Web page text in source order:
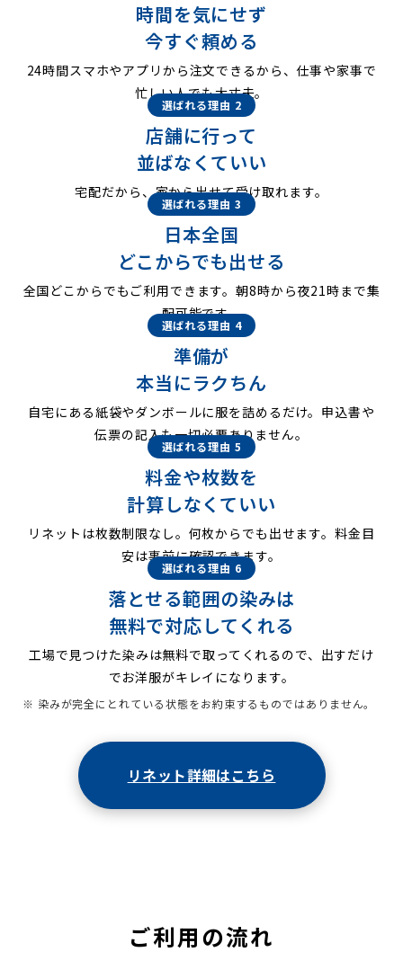
時間を気にせず
今すぐ頼める
24時間スマホやアプリから注文できるから、仕事や家事で
忙しい人でも大丈夫。
選ばれる理由 2
店舗に行って
並ばなくていい
宅配だから、家から出せて受け取れます。
選ばれる理由 3
日本全国
どこからでも出せる
全国どこからでもご利用できます。朝8時から夜21時まで集
配可能です。
選ばれる理由 4
準備が
本当にラクちん
自宅にある紙袋やダンボールに服を詰めるだけ。申込書や
伝票の記入も一切必要ありません。
選ばれる理由 5
料金や枚数を
計算しなくていい
リネットは枚数制限なし。何枚からでも出せます。料金目
安は事前に確認できます。
選ばれる理由 6
落とせる範囲の染みは
無料で対応してくれる
工場で見つけた染みは無料で取ってくれるので、出すだけ
でお洋服がキレイになります。
※ 染みが完全にとれている状態をお約束するものではありません。
リネット詳細はこちら
ご利用の流れ